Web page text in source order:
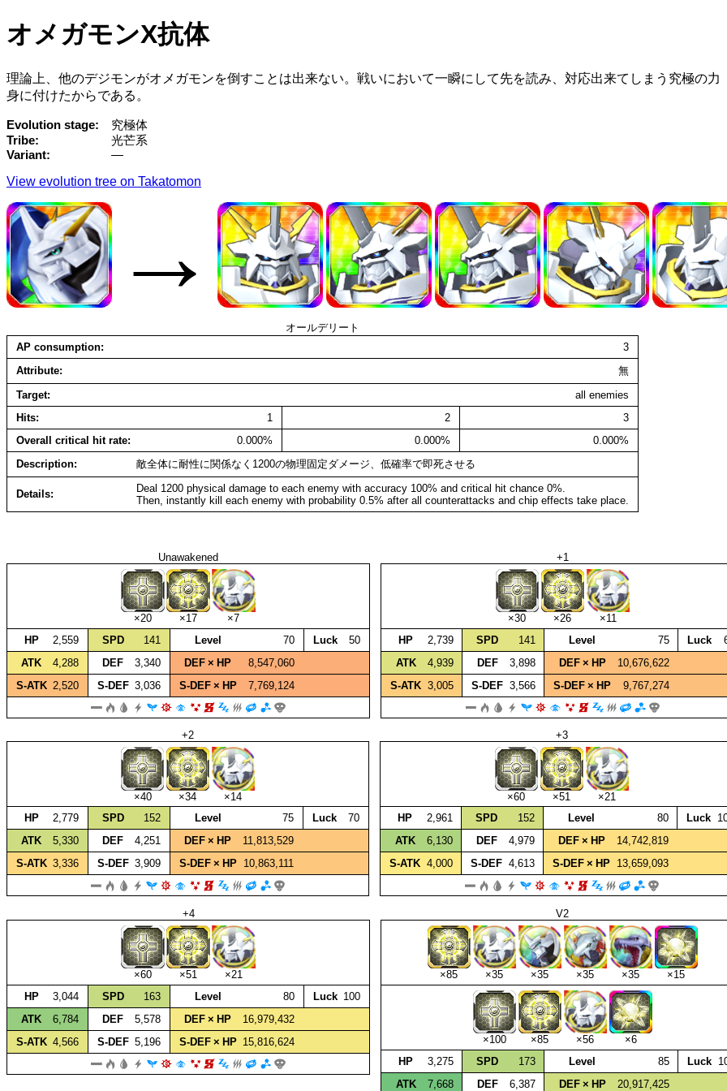
オメガモンX抗体
理論上、他のデジモンがオメガモンを倒すことは出来ない。戦いにおいて一瞬にして先を読み、対応出来てしまう究極の
身に付けたからである。
Evolution stage
究極体
Tribe
光芒系
Variant
—
View evolution tree on Takatomon
→
オールデリート
AP consumption
3
Attribute
無
Target
all enemies
Hits
1 2
3
Overall critical hit rate
0.000% 0.000%
0.000%
Description
敵全体に耐性に関係なく1200の物理固定ダメージ、低確率で即死させる
Details
Deal 1200 physical damage to each enemy with accuracy 100% and critical hit chance 0%.
Then, instantly kill each enemy with probability 0.5% after all counterattacks and chip effects take place.
Unawakened
×20 ×17
×7
HP
2,559 SPD 141 Level 70 Luck
50
ATK
4,288 DEF 3,340 DEF × HP
8,547,060
S‑ATK 2,520 S‑DEF 3,036 S‑DEF × HP 7,769,124
+1
×30 ×26
×11
HP
2,739 SPD 141 Level 75 Luck
ATK
4,939 DEF 3,898 DEF × HP
10,676,622
S‑ATK 3,005 S‑DEF 3,566 S‑DEF × HP 9,767,274
+2
×40 ×34
×14
HP
2,779 SPD 152 Level 75 Luck
70
ATK
5,330 DEF 4,251 DEF × HP
11,813,529
S‑ATK 3,336 S‑DEF 3,909 S‑DEF × HP 10,863,111
+3
×60 ×51
×21
HP
2,961 SPD 152 Level 80 Luck
ATK
6,130 DEF 4,979 DEF × HP
14,742,819
S‑ATK 4,000 S‑DEF 4,613 S‑DEF × HP 13,659,093
+4
×60 ×51
×21
HP
3,044 SPD 163 Level 80 Luck 100
ATK
6,784 DEF 5,578 DEF × HP
16,979,432
S‑ATK 4,566 S‑DEF 5,196 S‑DEF × HP 15,816,624
V2
×85 ×35 ×35 ×35 ×35 ×15
×100 ×85 ×56
×6
HP
3,275 SPD 173 Level 85 Luck
ATK
7,668 DEF 6,387 DEF × HP 20,917,425